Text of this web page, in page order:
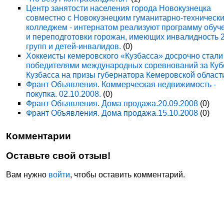
Центр занятости населения города Новокузнецка
совместно с Новокузнецким гуманитарно-
колледжем - интернатом реализуют программу
и переподготовки горожан, имеющих инвалидность
групп и детей-инвалидов. (0)
Хоккеисты кемеровского «Кузбасса» досрочно стали
победителями международных соревнований за
Кузбасса на призы губернатора Кемеровской
Франт Объявления. Коммерческая недвижимость -
покупка. 02.10.2008. (0)
Франт Объявления. Дома продажа.20.09.2008 (0)
Франт Объявления. Дома продажа.15.10.2008 (0)
Комментарии
Оставьте свой отзыв!
Вам нужно войти, чтобы оставить комментарий.